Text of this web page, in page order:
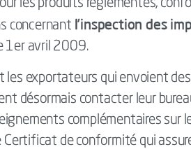
les produits réglementés,
concernant l’inspection des
1er avril 2009.
les exportateurs qui envoient
désormais contacter leur
complémentaires sur
Certificat de conformité qui